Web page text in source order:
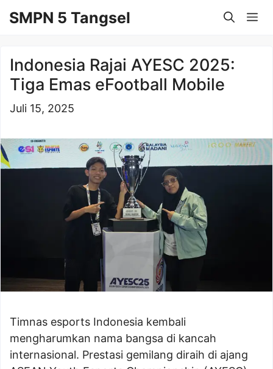
keSMPN 5 Tangsel
Indonesia Rajai AYESC 2025:
Tiga Emas eFootball Mobile
Juli 15, 2025
Timnas esports Indonesia kembali
mengharumkan nama bangsa di kancah
internasional. Prestasi gemilang diraih di ajang